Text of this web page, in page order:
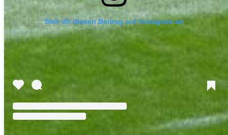
Sieh dir diesen Beitrag auf Instagram an